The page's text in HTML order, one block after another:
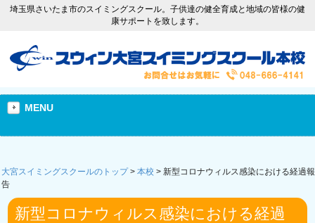
埼玉県さいたま市のスイミングスクール。子供達の健全育成と地域の皆様の健
康サポートを致します。
MENU
大宮スイミングスクールのトップ> 本校 > 新型コロナウィルス感染における経過報
告
新型コロナウィルス感染における経過